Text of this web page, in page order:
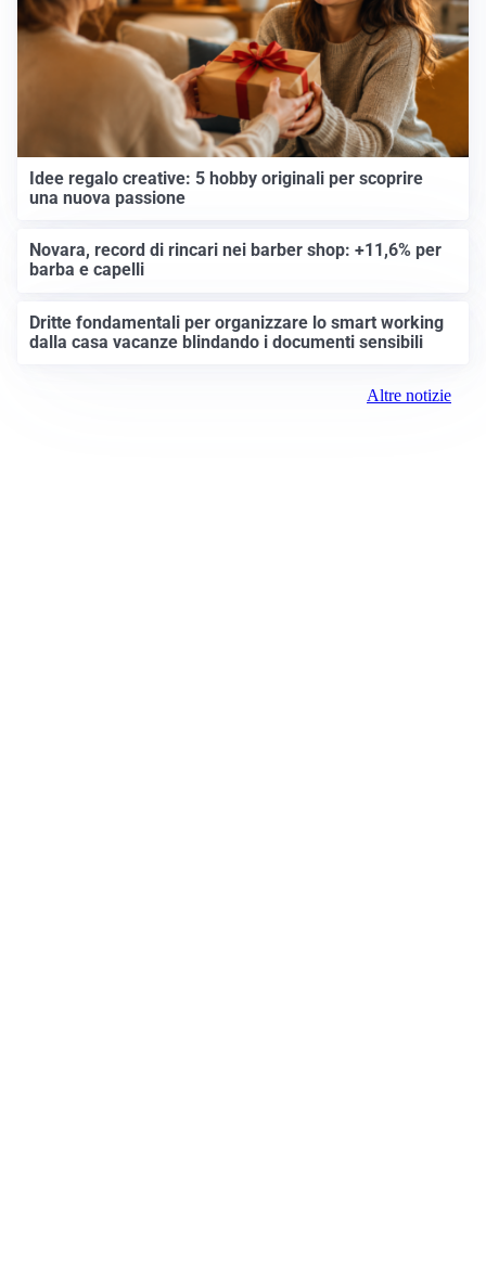
Idee regalo creative: 5 hobby originali per scoprire
una nuova passione
Novara, record di rincari nei barber shop: +11,6% per
barba e capelli
Dritte fondamentali per organizzare lo smart working
dalla casa vacanze blindando i documenti sensibili
Altre notizie